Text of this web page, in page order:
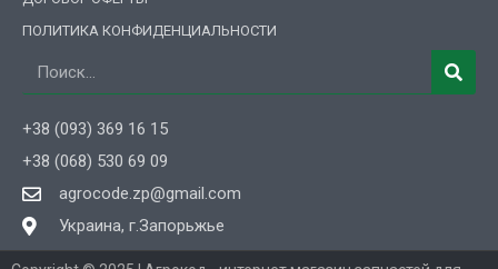
ПОЛИТИКА КОНФИДЕНЦИАЛЬНОСТИ
Поиск
+38 (093) 369 16 15
+38 (068) 530 69 09
agrocode.zp@gmail.com
Украина, г.Запорьжье